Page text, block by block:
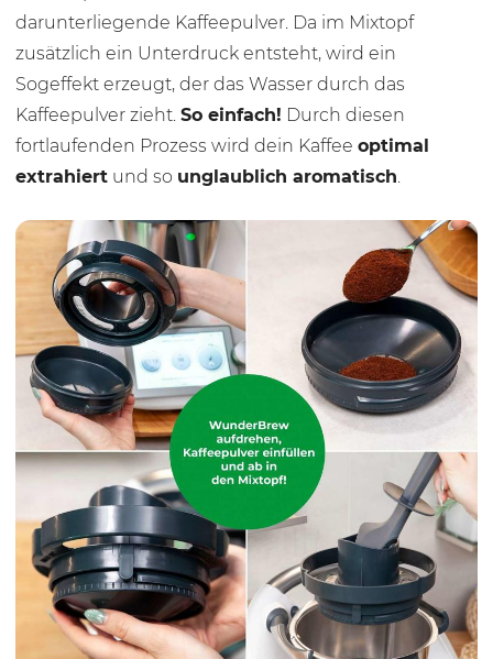
darunterliegende Kaffeepulver. Da im Mixtopf
zusätzlich ein Unterdruck entsteht, wird ein
Sogeffekt erzeugt, der das Wasser durch das
Kaffeepulver zieht. So einfach! Durch diesen
fortlaufenden Prozess wird dein Kaffee optimal
extrahiert und so unglaublich aromatisch.